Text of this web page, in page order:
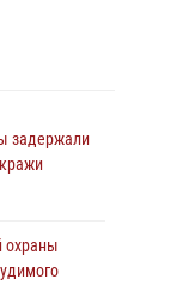
задержали
охраны